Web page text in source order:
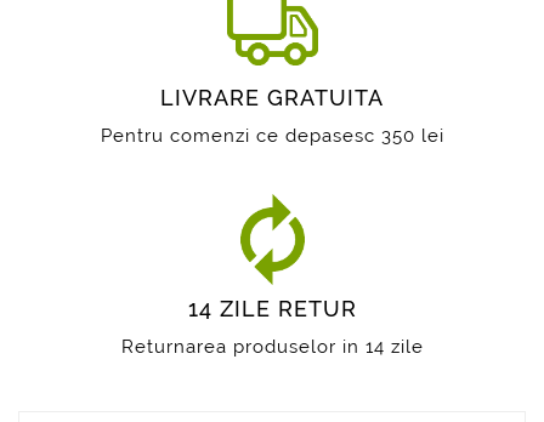
LIVRARE GRATUITA
Pentru comenzi ce depasesc 350 lei
14 ZILE RETUR
Returnarea produselor in 14 zile